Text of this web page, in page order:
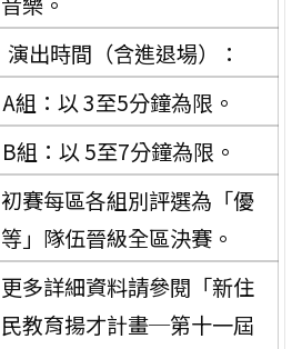
演出時間（含進退場）：
A組：以 3至5分鐘為限。
B組：以 5至7分鐘為限。
初賽每區各組別評選為「優
等」隊伍晉級全區決賽。
更多詳細資料請參閱「新住
民教育揚才計畫─第十一屆